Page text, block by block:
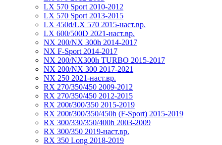
LX 570 Sport 2010-2012
LX 570 Sport 2013-2015
LX 450d/LX 570 2015-наст.вр.
LX 600/500D 2021-наст.вр.
NX 200/NX 300h 2014-2017
NX F-Sport 2014-2017
NX 200/NX300h TURBO 2015-2017
NX 200/NX 300 2017-2021
NX 250 2021-наст.вр.
RX 270/350/450 2009-2012
RX 270/350/450 2012-2015
RX 200t/300/350 2015-2019
RX 200t/300/350/450h (F-Sport) 2015-2019
RX 300/330/350/400h 2003-2009
RX 300/350 2019-наст.вр.
RX 350 Long 2018-2019